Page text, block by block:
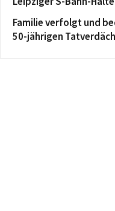
Familie verfolgt und
50-jährigen